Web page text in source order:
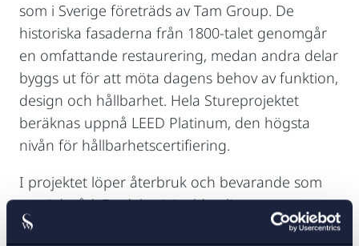
som i Sverige företräds av Tam Group. De
historiska fasaderna från 1800-talet genomgår
en omfattande restaurering, medan andra delar
byggs ut för att möta dagens behov av funktion,
design och hållbarhet. Hela Stureprojektet
beräknas uppnå LEED Platinum, den högsta
nivån för hållbarhetscertifiering.
I projektet löper återbruk och bevarande som
en röd tråd. En del originaldetaljer som
kakelugnar och snickerier bevaras, medan